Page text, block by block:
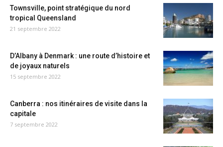
Townsville, point stratégique du nord
tropical Queensland
21 septembre 2022
D’Albany à Denmark : une route d’histoire et
de joyaux naturels
15 septembre 2022
Canberra : nos itinéraires de visite dans la
capitale
7 septembre 2022